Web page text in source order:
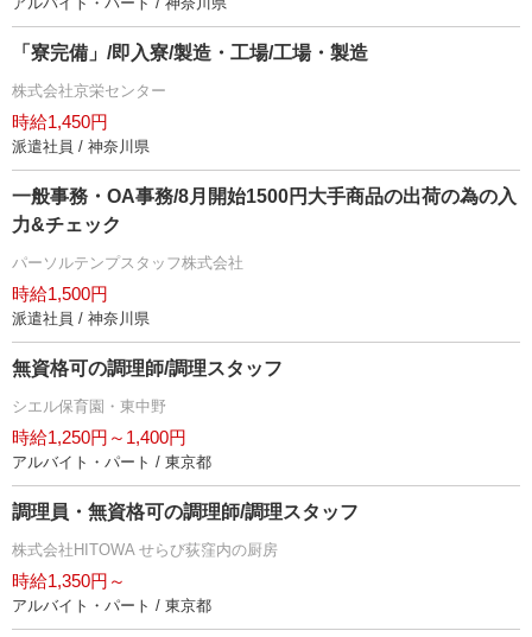
「寮完備」/即入寮/製造・工場/工場・製造
株式会社京栄センター
時給1,450円
派遣社員 / 神奈川県
一般事務・OA事務/8月開始1500円大手商品の出荷の為の入
力&チェック
パーソルテンプスタッフ株式会社
時給1,500円
派遣社員 / 神奈川県
無資格可の調理師/調理スタッフ
シエル保育園・東中野
時給1,250円～1,400円
アルバイト・パート / 東京都
調理員・無資格可の調理師/調理スタッフ
株式会社HITOWA せらび荻窪内の厨房
時給1,350円～
アルバイト・パート / 東京都